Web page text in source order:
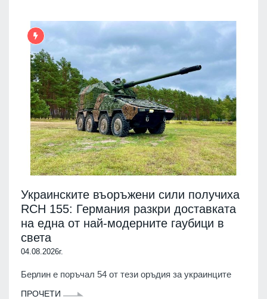
Украинските въоръжени сили получиха
RCH 155: Германия разкри доставката
на една от най-модерните гаубици в
света
04.08.2026г.
Берлин е поръчал 54 от тези оръдия за украинците
ПРОЧЕТИ